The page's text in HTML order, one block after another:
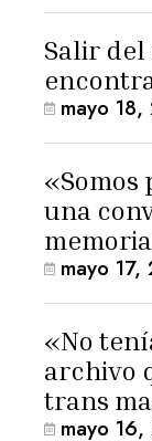
Salir del
mayo
«Somos
una
mayo
«No
archivo
trans
mayo